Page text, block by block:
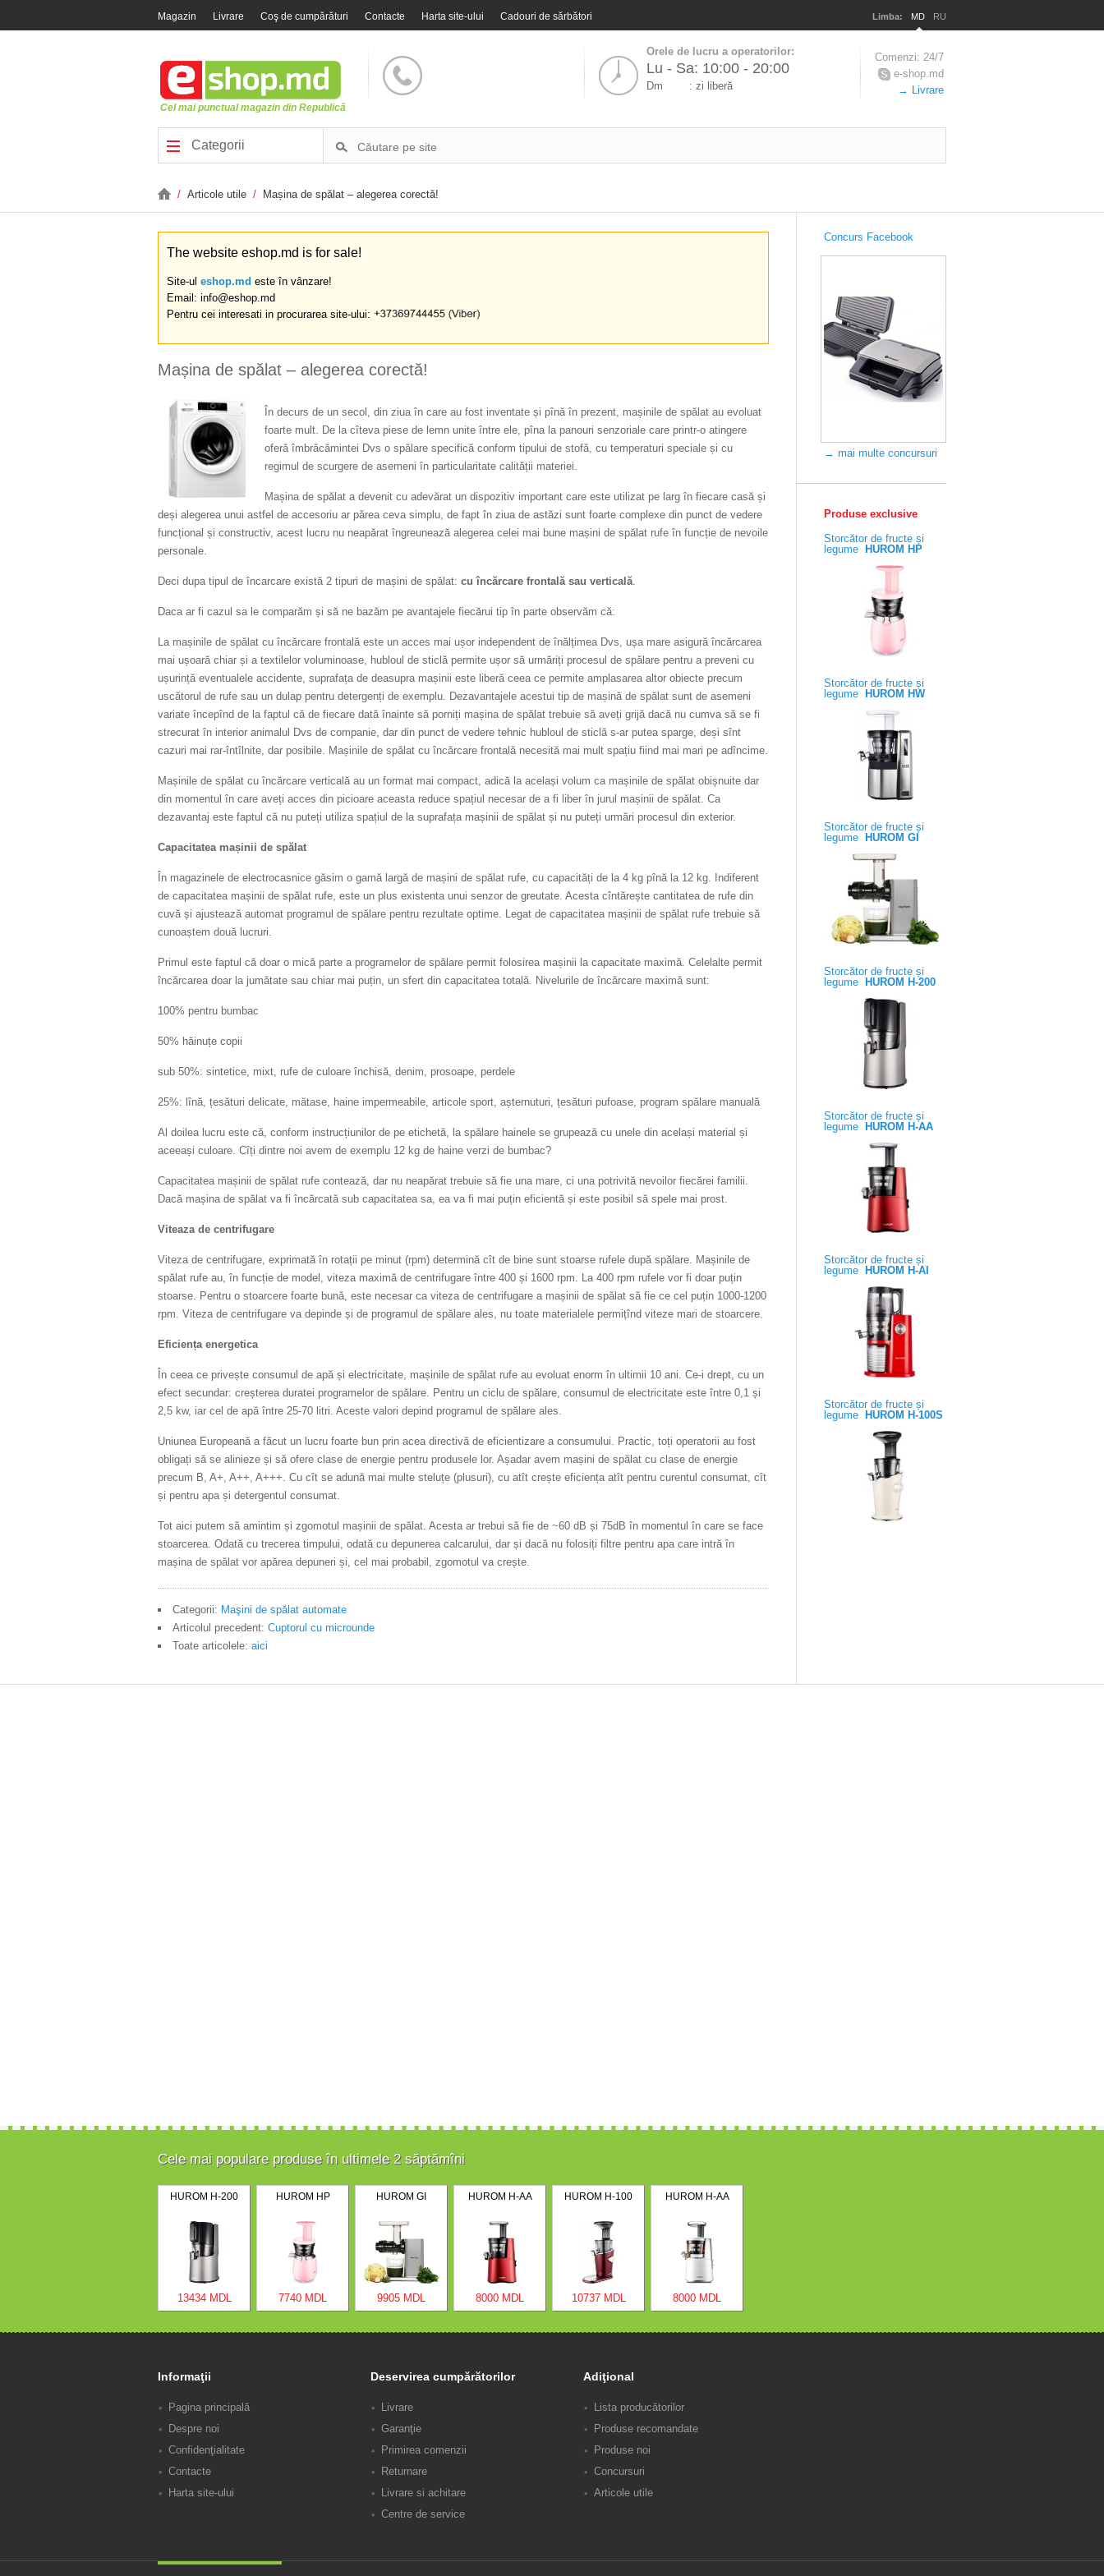
Magazin Livrare Coş de cumpărături Contacte Harta site-ului Cadouri de sărbători Limba: MD RU
Cel mai punctual magazin din Republică
Orele de lucru a operatorilor:
Lu - Sa: 10:00 - 20:00
Dm : zi liberă
Comenzi: 24/7
e-shop.md
→ Livrare
Categorii
/ Articole utile / Mașina de spălat – alegerea corectă!
The website eshop.md is for sale!
Site-ul eshop.md este în vânzare!
Email: info@eshop.md
Pentru cei interesati in procurarea site-ului:
Mașina de spălat – alegerea corectă!
În decurs de un secol, din ziua în care au fost inventate și pînă în prezent, mașinile de spălat au evoluat
foarte mult. De la cîteva piese de lemn unite între ele, pîna la panouri senzoriale care printr-o atingere
oferă îmbrăcămintei Dvs o spălare specifică conform tipului de stofă, cu temperaturi speciale și cu
regimul de scurgere de asemeni în particularitate calității materiei.
Mașina de spălat a devenit cu adevărat un dispozitiv important care este utilizat pe larg în fiecare casă și
deși alegerea unui astfel de accesoriu ar părea ceva simplu, de fapt în ziua de astăzi sunt foarte complexe din punct de vedere
funcțional și constructiv, acest lucru nu neapărat îngreunează alegerea celei mai bune mașini de spălat rufe în funcție de nevoile
personale.
Deci dupa tipul de încarcare există 2 tipuri de mașini de spălat: cu încărcare frontală sau verticală.
Daca ar fi cazul sa le comparăm și să ne bazăm pe avantajele fiecărui tip în parte observăm că:
La mașinile de spălat cu încărcare frontală este un acces mai ușor independent de înălțimea Dvs, ușa mare asigură încărcarea
mai ușoară chiar și a textilelor voluminoase, hubloul de sticlă permite ușor să urmăriți procesul de spălare pentru a preveni cu
ușurință eventualele accidente, suprafața de deasupra mașinii este liberă ceea ce permite amplasarea altor obiecte precum
uscătorul de rufe sau un dulap pentru detergenți de exemplu. Dezavantajele acestui tip de mașină de spălat sunt de asemeni
variate începînd de la faptul că de fiecare dată înainte să porniți mașina de spălat trebuie să aveți grijă dacă nu cumva să se fi
strecurat în interior animalul Dvs de companie, dar din punct de vedere tehnic hubloul de sticlă s-ar putea sparge, deși sînt
cazuri mai rar-întîlnite, dar posibile. Mașinile de spălat cu încărcare frontală necesită mai mult spațiu fiind mai mari pe adîncime.
Mașinile de spălat cu încărcare verticală au un format mai compact, adică la același volum ca mașinile de spălat obișnuite dar
din momentul în care aveți acces din picioare aceasta reduce spațiul necesar de a fi liber în jurul mașinii de spălat. Ca
dezavantaj este faptul că nu puteți utiliza spațiul de la suprafața mașinii de spălat și nu puteți urmări procesul din exterior.
Capacitatea mașinii de spălat
În magazinele de electrocasnice găsim o gamă largă de mașini de spălat rufe, cu capacități de la 4 kg pînă la 12 kg. Indiferent
de capacitatea mașinii de spălat rufe, este un plus existenta unui senzor de greutate. Acesta cîntărește cantitatea de rufe din
cuvă și ajustează automat programul de spălare pentru rezultate optime. Legat de capacitatea mașinii de spălat rufe trebuie să
cunoaștem două lucruri.
Primul este faptul că doar o mică parte a programelor de spălare permit folosirea mașinii la capacitate maximă. Celelalte permit
încărcarea doar la jumătate sau chiar mai puțin, un sfert din capacitatea totală. Nivelurile de încărcare maximă sunt:
100% pentru bumbac
50% hăinuțe copii
sub 50%: sintetice, mixt, rufe de culoare închisă, denim, prosoape, perdele
25%: lînă, țesături delicate, mătase, haine impermeabile, articole sport, așternuturi, țesături pufoase, program spălare manuală
Al doilea lucru este că, conform instrucțiunilor de pe etichetă, la spălare hainele se grupează cu unele din același material și
aceeași culoare. Cîți dintre noi avem de exemplu 12 kg de haine verzi de bumbac?
Capacitatea mașinii de spălat rufe contează, dar nu neapărat trebuie să fie una mare, ci una potrivită nevoilor fiecărei familii.
Dacă mașina de spălat va fi încărcată sub capacitatea sa, ea va fi mai puțin eficientă și este posibil să spele mai prost.
Viteaza de centrifugare
Viteza de centrifugare, exprimată în rotații pe minut (rpm) determină cît de bine sunt stoarse rufele după spălare. Mașinile de
spălat rufe au, în funcție de model, viteza maximă de centrifugare între 400 și 1600 rpm. La 400 rpm rufele vor fi doar puțin
stoarse. Pentru o stoarcere foarte bună, este necesar ca viteza de centrifugare a mașinii de spălat să fie ce cel puțin 1000-1200
rpm. Viteza de centrifugare va depinde și de programul de spălare ales, nu toate materialele permițînd viteze mari de stoarcere.
Eficiența energetica
În ceea ce privește consumul de apă și electricitate, mașinile de spălat rufe au evoluat enorm în ultimii 10 ani. Ce-i drept, cu un
efect secundar: creșterea duratei programelor de spălare. Pentru un ciclu de spălare, consumul de electricitate este între 0,1 și
2,5 kw, iar cel de apă între 25-70 litri. Aceste valori depind programul de spălare ales.
Uniunea Europeană a făcut un lucru foarte bun prin acea directivă de eficientizare a consumului. Practic, toți operatorii au fost
obligați să se alinieze și să ofere clase de energie pentru produsele lor. Așadar avem mașini de spălat cu clase de energie
precum B, A+, A++, A+++. Cu cît se adună mai multe steluțe (plusuri), cu atît crește eficiența atît pentru curentul consumat, cît
și pentru apa și detergentul consumat.
Tot aici putem să amintim și zgomotul mașinii de spălat. Acesta ar trebui să fie de ~60 dB și 75dB în momentul în care se face
stoarcerea. Odată cu trecerea timpului, odată cu depunerea calcarului, dar și dacă nu folosiți filtre pentru apa care intră în
mașina de spălat vor apărea depuneri și, cel mai probabil, zgomotul va crește.
Categorii: Maşini de spălat automate
Articolul precedent: Cuptorul cu microunde
Toate articolele: aici
Concurs Facebook
→ mai multe concursuri
Produse exclusive
Storcător de fructe și
legume
HUROM HP
Storcător de fructe și
legume
HUROM HW
Storcător de fructe și
legume
HUROM GI
Storcător de fructe și
legume
HUROM H-200
Storcător de fructe și
legume HUROM H-AA
Storcător de fructe și
legume
HUROM H-AI
Storcător de fructe și
legume
HUROM H-100S
Cele mai populare produse în ultimele 2 săptămîni
HUROM H-200
13434 MDL
HUROM HP
7740 MDL
HUROM GI
9905 MDL
HUROM H-AA
8000 MDL
HUROM H-100
10737 MDL
HUROM H-AA
8000 MDL
Informaţii
Pagina principală
Despre noi
Confidenţialitate
Contacte
Harta site-ului
Deservirea cumpărătorilor
Livrare
Garanţie
Primirea comenzii
Returnare
Livrare si achitare
Centre de service
Adiţional
Lista producătorilor
Produse recomandate
Produse noi
Concursuri
Articole utile